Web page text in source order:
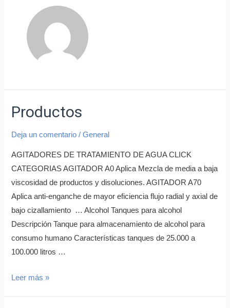
Productos
Deja un comentario /General
AGITADORES DE TRATAMIENTO DE AGUA CLICK
CATEGORIAS AGITADOR A0 Aplica Mezcla de media a baja
viscosidad de productos y disoluciones. AGITADOR A70
Aplica anti-enganche de mayor eficiencia flujo radial y axial de
bajo cizallamiento … Alcohol Tanques para alcohol
Descripción Tanque para almacenamiento de alcohol para
consumo humano Características tanques de 25.000 a
100.000 litros …
Leer más »